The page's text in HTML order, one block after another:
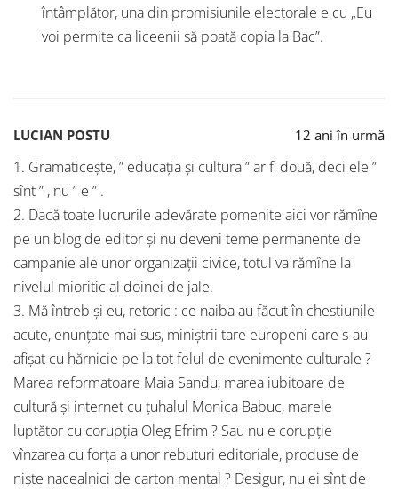
întâmplător, una din promisiunile electorale e cu „Eu
voi permite ca liceenii să poată copia la Bac”.
LUCIAN POSTU 12 ani în urmă
1. Gramaticeşte, ” educația și cultura ” ar fi două, deci ele ”
sînt ” , nu ” e ” .
2. Dacă toate lucrurile adevărate pomenite aici vor rămîne
pe un blog de editor şi nu deveni teme permanente de
campanie ale unor organizaţii civice, totul va rămîne la
nivelul mioritic al doinei de jale.
3. Mă întreb şi eu, retoric : ce naiba au făcut în chestiunile
acute, enunţate mai sus, miniştrii tare europeni care s-au
afişat cu hărnicie pe la tot felul de evenimente culturale ?
Marea reformatoare Maia Sandu, marea iubitoare de
cultură şi internet cu ţuhalul Monica Babuc, marele
luptător cu corupţia Oleg Efrim ? Sau nu e corupţie
vînzarea cu forţa a unor rebuturi editoriale, produse de
nişte nacealnici de carton mental ? Desigur, nu ei sînt de